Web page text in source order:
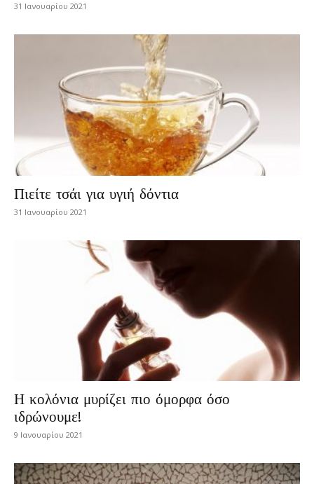
31 Ιανουαρίου 2021
Πιείτε τσάι για υγιή δόντια
31 Ιανουαρίου 2021
Η κολόνια μυρίζει πιο όμορφα όσο
ιδρώνουμε!
9 Ιανουαρίου 2021